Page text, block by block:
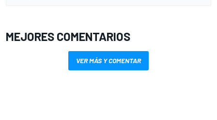
MEJORES COMENTARIOS
VER MÁS Y COMENTAR